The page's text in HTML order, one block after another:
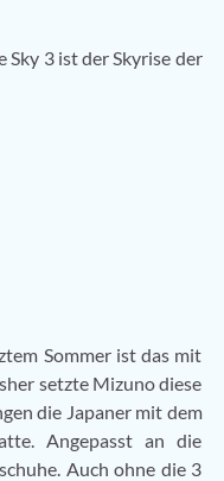
3 ist der Skyrise der
Sommer ist das mit
setzte Mizuno diese
die Japaner mit dem
Angepasst an die
Auch ohne die 3